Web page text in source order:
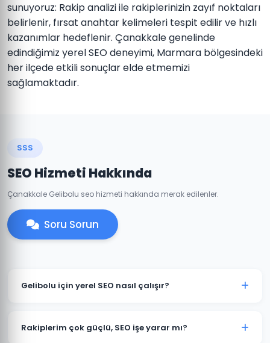
sunuyoruz: Rakip analizi ile rakiplerinizin zayıf noktaları
belirlenir, fırsat anahtar kelimeleri tespit edilir ve hızlı
kazanımlar hedeflenir. Çanakkale genelinde
edindiğimiz yerel SEO deneyimi, Marmara bölgesindeki
her ilçede etkili sonuçlar elde etmemizi
sağlamaktadır.
SSS
SEO Hizmeti Hakkında
Çanakkale Gelibolu seo hizmeti hakkında merak edilenler.
Soru Sorun
Gelibolu için yerel SEO nasıl çalışır?
sıralamalarını, yerel alıntıları ve Gelibolu'e özgü
Rakiplerim çok güçlü, SEO işe yarar mı?